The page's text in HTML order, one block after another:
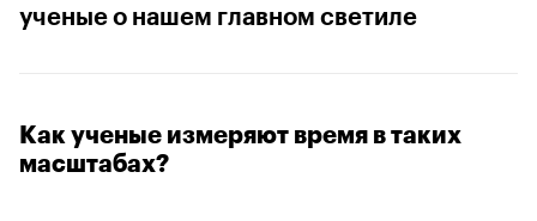
ученые о нашем главном светиле
Как ученые измеряют время в таких
масштабах?